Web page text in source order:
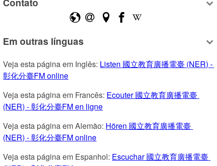
Em outras línguas
Veja esta página em Inglês: Listen 國立教育廣播電臺 (NER) -
彰化分臺FM online
Veja esta página em Francês: Ecouter 國立教育廣播電臺
(NER) - 彰化分臺FM en ligne
Veja esta página em Alemão: Hören 國立教育廣播電臺
(NER) - 彰化分臺FM online
Veja esta página em Espanhol: Escuchar 國立教育廣播電臺